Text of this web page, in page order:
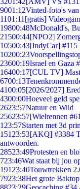
9001:12Vinted-foto's van
1101:11 [gratis]
19800:48McDonald's,
21500:44[NPO2]
10500:43[IndyCar] #115
10200:23
23600:19Israel en Gaza
16400:17[CUL TV]
6700:13
4100:05[2026/2027]
4300:00Hoeveel geld
2623:57Natuur en Wild
25623:57[Wielrennen
1 23:57Starten met 3d
151 23:53[AKQ] #3384
antwoorden.
28523:49Protesten en
723:46Wat staat bij jou
191 23:40Touwtrekken
7923:38Het grote
8823:29Geocaching #34